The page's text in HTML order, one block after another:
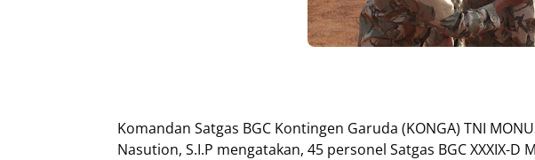
Komandan Satgas BGC Kontingen Garuda (KONGA) TNI
Nasution, S.I.P mengatakan, 45 personel Satgas BGC XXXIX-